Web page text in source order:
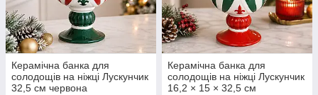
Керамічна банка для
солодощів на ніжці Лускунчик
32,5 см червона
Керамічна банка для
солодощів на ніжці Лускунчик
16,2 × 15 × 32,5 см